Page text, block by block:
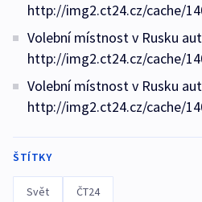
http://img2.ct24.cz/cache/
Volební místnost v Rusku
http://img2.ct24.cz/cache/
Volební místnost v Rusku
http://img2.ct24.cz/cache/
ŠTÍTKY
Svět ČT24